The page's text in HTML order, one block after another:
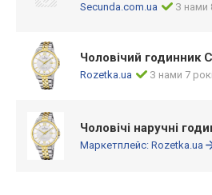
Secunda.com.ua З нами
Чоловічий годинник
Rozetka.ua З нами 7
Чоловічі наручні
Маркетплейс: Rozetka.ua